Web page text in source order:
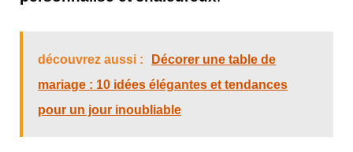
découvrez aussi :
Décorer une table de
mariage : 10 idées élégantes et tendances
pour un jour inoubliable